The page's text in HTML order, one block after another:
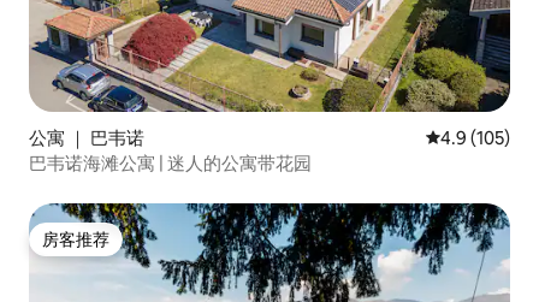
公寓 ｜ 巴韦诺 平均评分 4.9
4.9 (105)
巴韦诺海滩公寓 | 迷人的公寓带花园
房客推荐
房客推荐